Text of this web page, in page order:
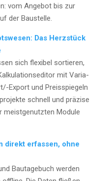
vom Ange­bot bis zur
der Baustelle.
Das Herz­stück
sich fle­xi­bel sor­tie­ren,
mit Varia­
Export und Preis­spie­geln
schnell und prä­zi­se
meist­ge­nutz­ten Modu­le
direkt erfas­sen, ohne
Bau­ta­ge­buch wer­den